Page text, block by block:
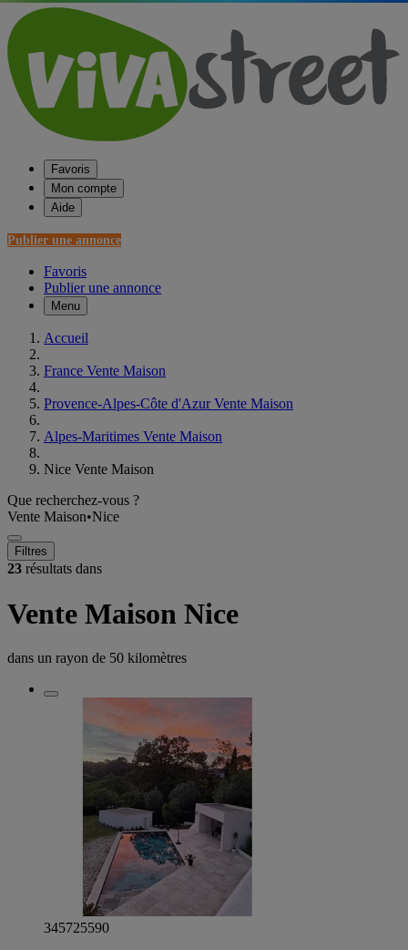
Favoris
Mon compte
Aide
Publier une annonce
Favoris
Publier une annonce
Menu
Accueil
France Vente Maison
Provence-Alpes-Côte d'Azur Vente Maison
Alpes-Maritimes Vente Maison
Nice Vente Maison
Que recherchez-vous ?
Vente Maison•Nice
Filtres
23 résultats dans
Vente Maison Nice
dans un rayon de 50 kilomètres
345725590